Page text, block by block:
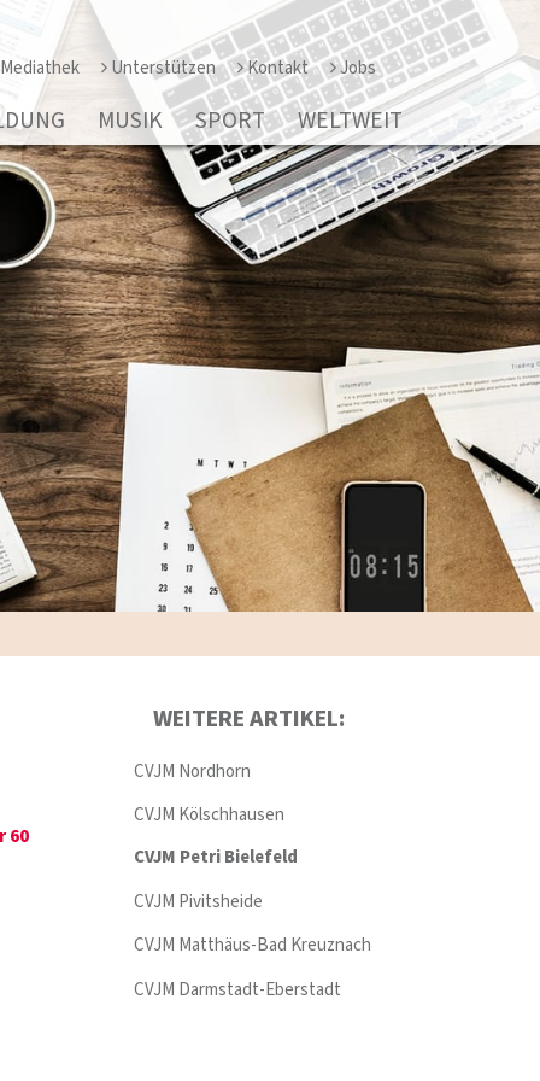
Mediathek Unterstützen Kontakt Jobs
MUSIK SPORT WELTWEIT
60
WEITERE ARTIKEL:
CVJM Nordhorn
CVJM Kölschhausen
CVJM Petri Bielefeld
CVJM Pivitsheide
CVJM Matthäus-Bad Kreuznach
CVJM Darmstadt-Eberstadt